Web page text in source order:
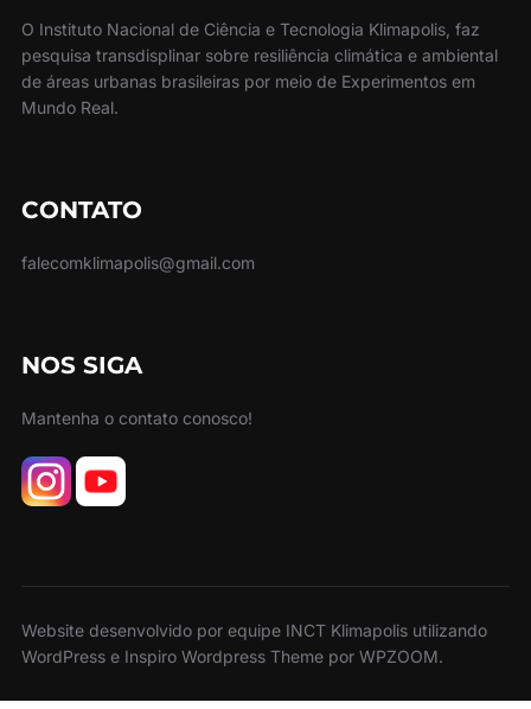
O Instituto Nacional de Ciência e Tecnologia Klimapolis, faz
pesquisa transdisplinar sobre resiliência climática e ambiental
de áreas urbanas brasileiras por meio de Experimentos em
Mundo Real.
CONTATO
falecomklimapolis@gmail.com
NOS SIGA
Mantenha o contato conosco!